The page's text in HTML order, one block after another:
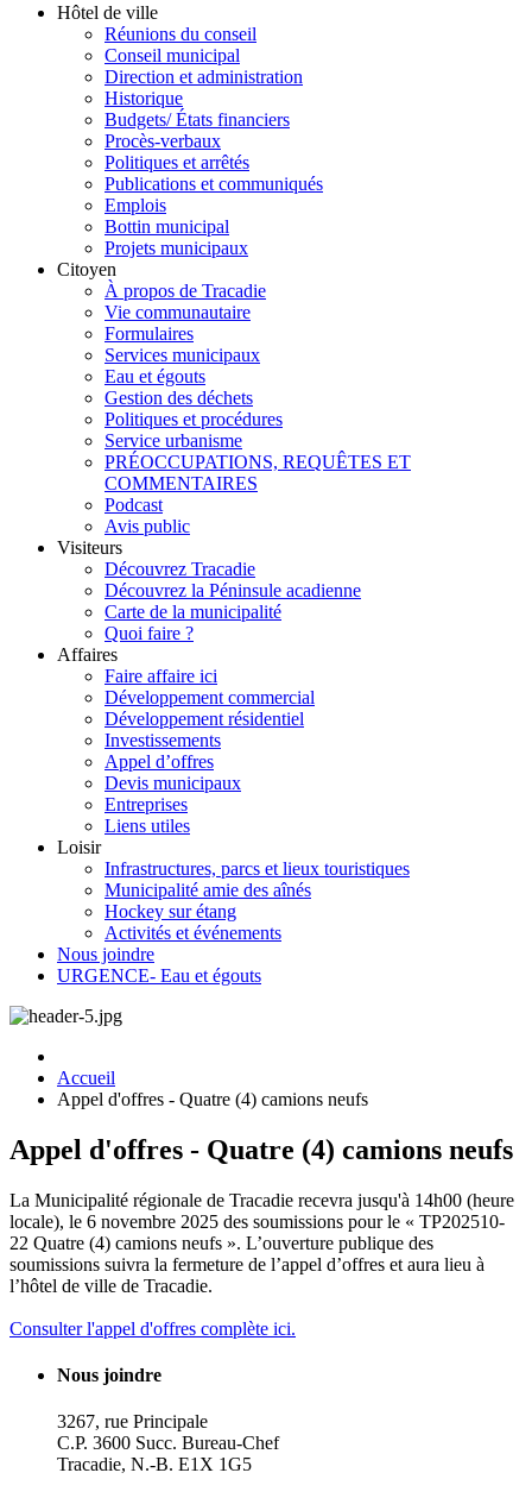
Hôtel de ville
Réunions du conseil
Conseil municipal
Direction et administration
Historique
Budgets/ États financiers
Procès-verbaux
Politiques et arrêtés
Publications et communiqués
Emplois
Bottin municipal
Projets municipaux
Citoyen
À propos de Tracadie
Vie communautaire
Formulaires
Services municipaux
Eau et égouts
Gestion des déchets
Politiques et procédures
Service urbanisme
PRÉOCCUPATIONS, REQUÊTES ET
COMMENTAIRES
Podcast
Avis public
Visiteurs
Découvrez Tracadie
Découvrez la Péninsule acadienne
Carte de la municipalité
Quoi faire ?
Affaires
Faire affaire ici
Développement commercial
Développement résidentiel
Investissements
Appel d’offres
Devis municipaux
Entreprises
Liens utiles
Loisir
Infrastructures, parcs et lieux touristiques
Municipalité amie des aînés
Hockey sur étang
Activités et événements
Nous joindre
URGENCE- Eau et égouts
Accueil
Appel d'offres - Quatre (4) camions neufs
Appel d'offres - Quatre (4) camions neufs
La Municipalité régionale de Tracadie recevra jusqu'à 14h00 (heure
locale), le 6 novembre 2025 des soumissions pour le « TP202510‐
22 Quatre (4) camions neufs ». L’ouverture publique des
soumissions suivra la fermeture de l’appel d’offres et aura lieu à
l’hôtel de ville de Tracadie.
Consulter l'appel d'offres complète ici.
Nous joindre
3267, rue Principale
C.P. 3600 Succ. Bureau-Chef
Tracadie, N.-B. E1X 1G5